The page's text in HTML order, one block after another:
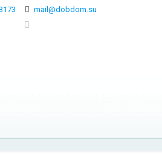
mail@dobdom.su